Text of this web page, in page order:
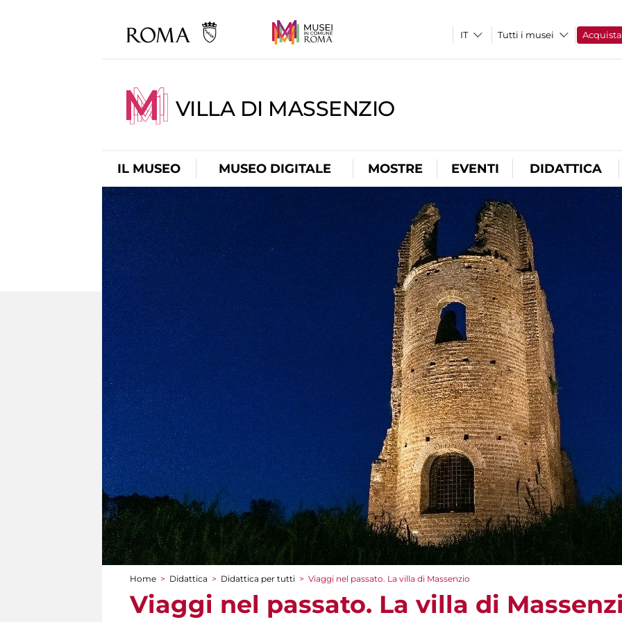
Tutti i musei Acquista
VILLA DI MASSENZIO
IL MUSEO MUSEO DIGITALE MOSTRE EVENTI DIDATTICA
Tu sei qui
Home > Didattica > Didattica per tutti > Viaggi nel passato. La villa di Massenzio
Viaggi nel passato. La villa di